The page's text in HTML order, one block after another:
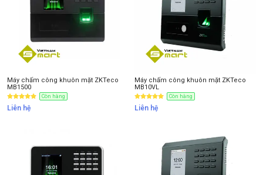
Máy chấm công khuôn mặt ZKTeco
MB1500
Còn hàng
Liên hệ
Máy chấm công khuôn mặt ZKTeco
MB10VL
Còn hàng
Liên hệ
Anh/Chị có dùng ZALO số này Tôi Không dùng
NHẬN BÁO GIÁ